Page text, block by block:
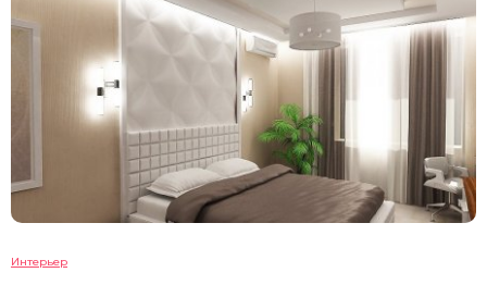
Интерьер